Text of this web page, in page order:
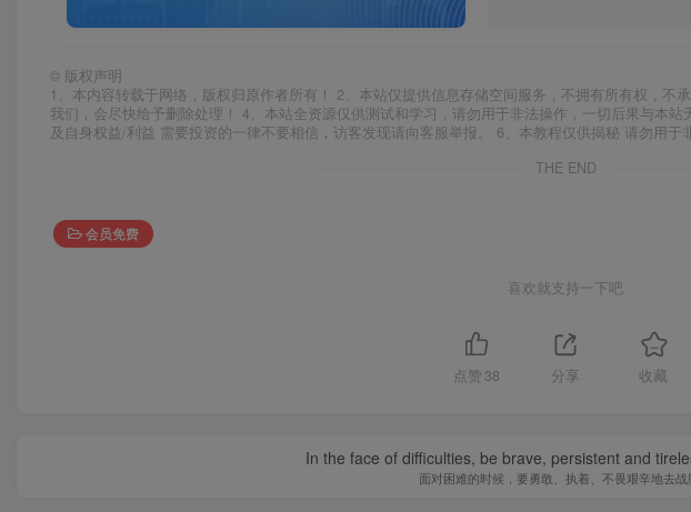
© 版权声明
1、本内容转载于网络，版权归原作者所有！ 2、本站仅提供信息存储空间服务，不拥有所有权，不
我们，会尽快给予删除处理！ 4、本站全资源仅供测试和学习，请勿用于非法操作，一切后果与本
及自身权益/利益 需要投资的一律不要相信，访客发现请向客服举报。 6、本教程仅供揭秘 请勿用于
THE END
会员免费
喜欢就支持一下吧
点赞 38 分享 收藏
In the face of difficulties, be brave, persistent and
面对困难的时候，要勇敢、执着、不畏艰辛地去战